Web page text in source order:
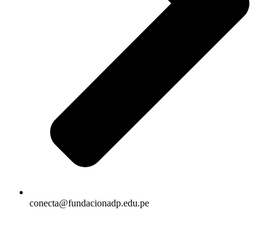
conecta@fundacionadp.edu.pe